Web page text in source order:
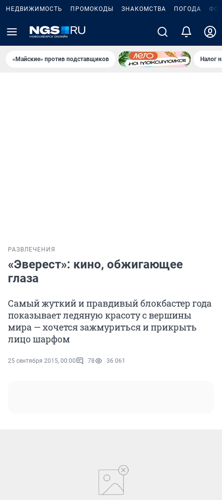
НЕДВИЖИМОСТЬ ПРОМОКОДЫ ЗНАКОМСТВА ПОГОДА
«Майские» против подставщиков Налог
РАЗВЛЕЧЕНИЯ
«Эверест»: кино, обжигающее
глаза
Самый жуткий и правдивый блокбастер года
показывает ледяную красоту с вершины
мира — хочется зажмуриться и прикрыть
лицо шарфом
25 сентября 2015, 00:00 78 36 061